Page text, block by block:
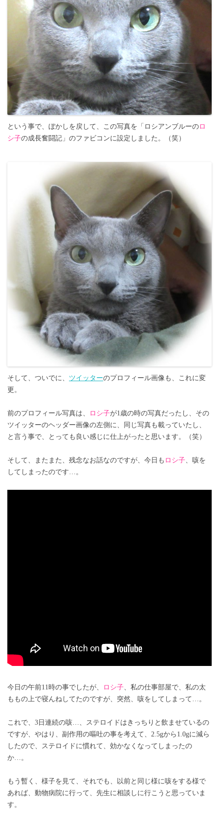
という事で、ぼかしを戻して、この写真を「ロシアンブルーのロ
シ子の成長奮闘記」のファビコンに設定しました。（笑）
そして、ついでに、 ツイッターのプロフィール画像も、これに変
更。
前のプロフィール写真は、 ロシ子が1歳の時の写真だったし、その
ツイッターのヘッダー画像の左側に、同じ写真も載っていたし、
と言う事で、とっても良い感じに仕上がったと思います。（笑）
そして、またまた、残念なお話なのですが、今日も ロシ子、咳を
してしまったのです…。
今日の午前11時の事でしたが、 ロシ子、私の仕事部屋で、私の太
ももの上で寝んねしてたのですが、突然、咳をしてしまって…。
これで、3日連続の咳…、ステロイドはきっちりと飲ませているの
ですが、やはり、副作用の嘔吐の事を考えて、2.5gから1.0gに減ら
したので、ステロイドに慣れて、効かなくなってしまったの
か…。
もう暫く、様子を見て、それでも、以前と同じ様に咳をする様で
あれば、動物病院に行って、先生に相談しに行こうと思っていま
す。